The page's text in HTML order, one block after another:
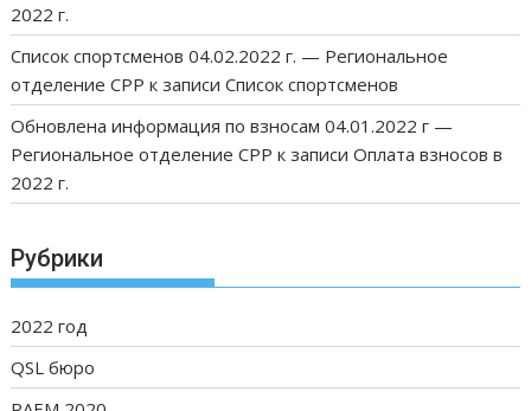
2022 г.
Список спортсменов 04.02.2022 г. — Региональное
отделение СРР к записиСписок спортсменов
Обновлена информация по взносам 04.01.2022 г —
Региональное отделение СРР к записиОплата взносов в
2022 г.
Рубрики
2022 год
QSL бюро